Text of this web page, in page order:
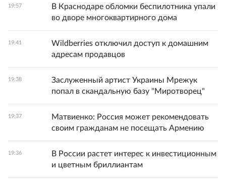
19:57
В Краснодаре обломки беспилотника упали
во дворе многоквартирного дома
19:41
Wildberries отключил доступ к домашним
адресам продавцов
19:38
Заслуженный артист Украины Мрежук
попал в скандальную базу "Миротворец"
19:37
Матвиенко: Россия может рекомендовать
своим гражданам не посещать Армению
19:36
В России растет интерес к инвестиционным
и цветным бриллиантам